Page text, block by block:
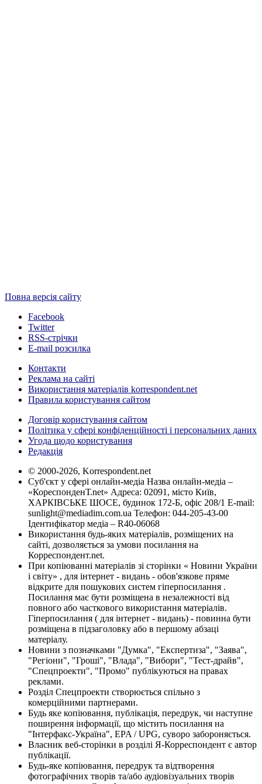
Повна версія сайту
Facebook
Twitter
RSS-стрічки
E-mail розсилка
Контакти
Реклама на сайті
Використання матеріалів korrespondent.net
Правила користування сайтом
Договір користування сайтом
Політика у сфері конфіденційності і персональних даних
Угода щодо користування
Редакція
© 2000-2026, Korrespondent.net
Суб'єкт у сфері онлайн-медіа Назва онлайн-медіа –
«КореспонденТ.net» Адреса: 02091, місто Київ,
ХАРКІВСЬКЕ ШОСЕ, будинок 172-Б, офіс 208/1 E-mail:
sunlight@mediadim.com.ua Телефон: 044-205-43-00
Ідентифікатор медіа – R40-06068
Використання будь-яких матеріалів, розміщених на
сайті, дозволяється за умови посилання на
Корреспондент.net.
При копіюванні матеріалів зі сторінки « Новини України
і світу» , для інтернет - видань - обов'язкове пряме
відкрите для пошукових систем гіперпосилання .
Посилання має бути розміщена в незалежності від
повного або часткового використання матеріалів.
Гіперпосилання ( для інтернет - видань) - повинна бути
розміщена в підзаголовку або в першому абзаці
матеріалу.
Новини з позначками "Думка", "Експертиза", "Заява",
"Регіони", "Гроші", "Влада", "Вибори", "Тест-драйв",
"Спецпроекти", "Промо" публікуються на правах
реклами.
Розділ Спецпроекти створюється спільно з
комерційними партнерами.
Будь яке копіювання, публікація, передрук, чи наступне
поширення інформації, що містить посилання на
"Інтерфакс-Україна", EPA / UPG, суворо забороняється.
Власник веб-сторінки в розділі Я-Корреспондент є автор
публікації.
Будь-яке копіювання, передрук та відтворення
фотографічних творів та/або аудіовізуальних творів